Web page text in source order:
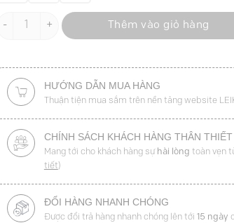
Sơ mi DT vạt chéo chun eo cá vai số lượng
Thêm vào giỏ hàng
HƯỚNG DẪN MUA HÀNG
Thuận tiện mua sắm trên nền tảng website
CHÍNH SÁCH KHÁCH HÀNG THÂN THIẾT
Mang tới cho khách hàng sự hài lòng toàn vẹn
tiết)
ĐỔI HÀNG NHANH CHÓNG
Được đổi trả hàng nhanh chóng lên tới 15 ngày